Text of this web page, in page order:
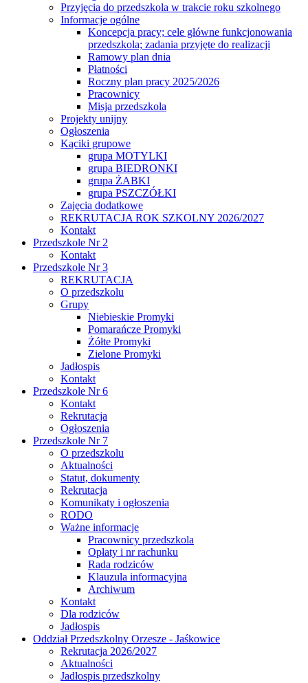
Przyjęcia do przedszkola w trakcie roku szkolnego
Informacje ogólne
Koncepcja pracy; cele główne funkcjonowania
przedszkola; zadania przyjęte do realizacji
Ramowy plan dnia
Płatności
Roczny plan pracy 2025/2026
Pracownicy
Misja przedszkola
Projekty unijny
Ogłoszenia
Kąciki grupowe
grupa MOTYLKI
grupa BIEDRONKI
grupa ŻABKI
grupa PSZCZÓŁKI
Zajęcia dodatkowe
REKRUTACJA ROK SZKOLNY 2026/2027
Kontakt
Przedszkole Nr 2
Kontakt
Przedszkole Nr 3
REKRUTACJA
O przedszkolu
Grupy
Niebieskie Promyki
Pomarańcze Promyki
Żółte Promyki
Zielone Promyki
Jadłospis
Kontakt
Przedszkole Nr 6
Kontakt
Rekrutacja
Ogłoszenia
Przedszkole Nr 7
O przedszkolu
Aktualności
Statut, dokumenty
Rekrutacja
Komunikaty i ogłoszenia
RODO
Ważne informacje
Pracownicy przedszkola
Opłaty i nr rachunku
Rada rodziców
Klauzula informacyjna
Archiwum
Kontakt
Dla rodziców
Jadłospis
Oddział Przedszkolny Orzesze - Jaśkowice
Rekrutacja 2026/2027
Aktualności
Jadłospis przedszkolny